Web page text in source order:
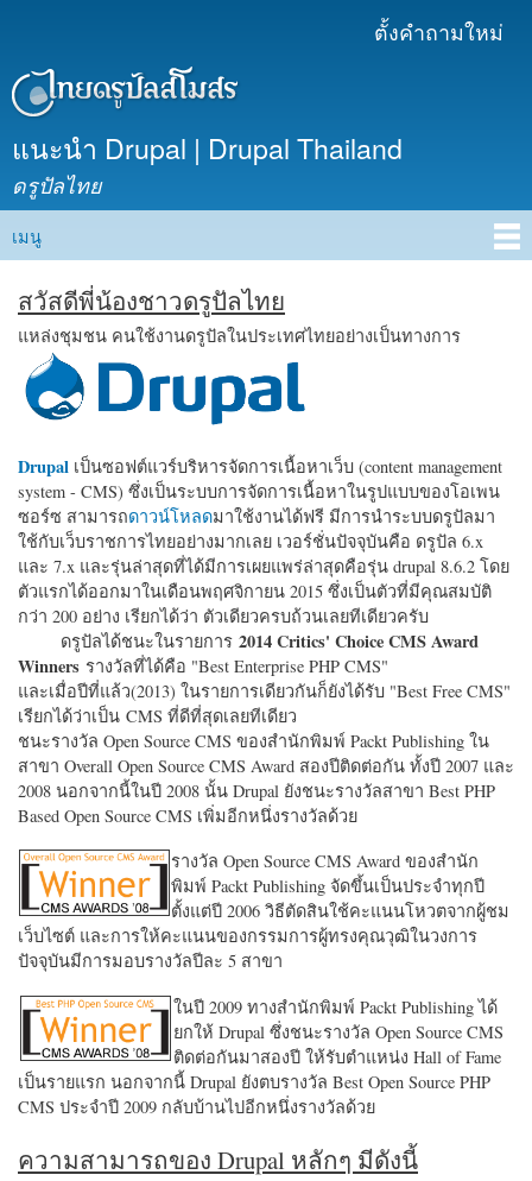
เนื้อหา
ตั้งคำถามใหม่
แนะนำ Drupal | Drupal Thailand
ดรูปัลไทย
Main menu
เมนู
สวัสดีพี่น้องชาวดรูปัลไทย
แหล่งชุมชน คนใช้งานดรูปัลในประเทศไทยอย่างเป็นทางการ
Drupal เป็นซอฟต์แวร์บริหารจัดการเนื้อหาเว็บ (content management
system - CMS) ซึ่งเป็นระบบการจัดการเนื้อหาในรูปแบบของโอเพน
ซอร์ซ สามารถดาวน์โหลดมาใช้งานได้ฟรี มีการนำระบบดรูปัลมา
ใช้กับเว็บราชการไทยอย่างมากเลย เวอร์ชั่นปัจจุบันคือ ดรูปัล 6.x
และ 7.x และรุ่นล่าสุดที่ได้มีการเผยแพร่ล่าสุดคือรุ่น drupal 8.6.2 โดย
ตัวแรกได้ออกมาในเดือนพฤศจิกายน 2015 ซึ่งเป็นตัวที่มีคุณสมบัติ
กว่า 200 อย่าง เรียกได้ว่า ตัวเดียวครบถ้วนเลยทีเดียวครับ
ดรูปัลได้ชนะในรายการ 2014 Critics' Choice CMS Award
Winners รางวัลที่ได้คือ "Best Enterprise PHP CMS"
และเมื่อปีที่แล้ว(2013) ในรายการเดียวกันก็ยังได้รับ "Best Free CMS"
เรียกได้ว่าเป็น CMS ที่ดีที่สุดเลยทีเดียว
ชนะรางวัล Open Source CMS ของสำนักพิมพ์ Packt Publishing ใน
สาขา Overall Open Source CMS Award สองปีติดต่อกัน ทั้งปี 2007 และ
2008 นอกจากนี้ในปี 2008 นั้น Drupal ยังชนะรางวัลสาขา Best PHP
Based Open Source CMS เพิ่มอีกหนึ่งรางวัลด้วย
รางวัล Open Source CMS Award ของสำนัก
พิมพ์ Packt Publishing จัดขึ้นเป็นประจำทุกปี
ตั้งแต่ปี 2006 วิธีตัดสินใช้คะแนนโหวตจากผู้ชม
เว็บไซต์ และการให้คะแนนของกรรมการผู้ทรงคุณวุฒิในวงการ
ปัจจุบันมีการมอบรางวัลปีละ 5 สาขา
ในปี 2009 ทางสำนักพิมพ์ Packt Publishing ได้
ยกให้ Drupal ซึ่งชนะรางวัล Open Source CMS
ติดต่อกันมาสองปี ให้รับตำแหน่ง Hall of Fame
เป็นรายแรก นอกจากนี้ Drupal ยังตบรางวัล Best Open Source PHP
CMS ประจำปี 2009 กลับบ้านไปอีกหนึ่งรางวัลด้วย
ความสามารถของ Drupal หลักๆ มีดังนี้